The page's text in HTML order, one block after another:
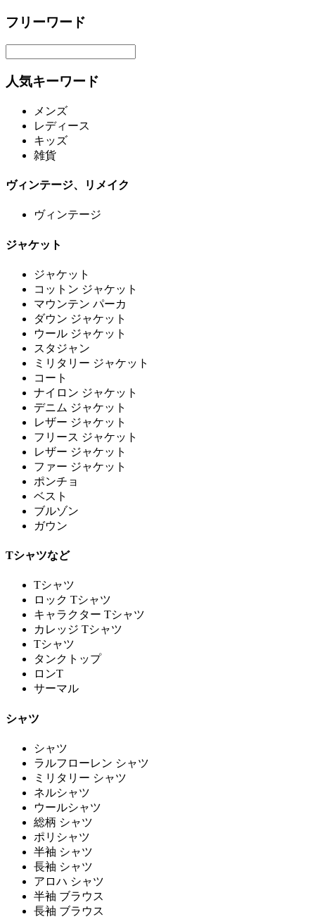
フリーワード
人気キーワード
メンズ
レディース
キッズ
雑貨
ヴィンテージ、リメイク
ヴィンテージ
ジャケット
ジャケット
コットン ジャケット
マウンテン パーカ
ダウン ジャケット
ウール ジャケット
スタジャン
ミリタリー ジャケット
コート
ナイロン ジャケット
デニム ジャケット
レザー ジャケット
フリース ジャケット
レザー ジャケット
ファー ジャケット
ポンチョ
ベスト
ブルゾン
ガウン
Tシャツなど
Tシャツ
ロック Tシャツ
キャラクター Tシャツ
カレッジ Tシャツ
Tシャツ
タンクトップ
ロンT
サーマル
シャツ
シャツ
ラルフローレン シャツ
ミリタリー シャツ
ネルシャツ
ウールシャツ
総柄 シャツ
ポリシャツ
半袖 シャツ
長袖 シャツ
アロハ シャツ
半袖 ブラウス
長袖 ブラウス